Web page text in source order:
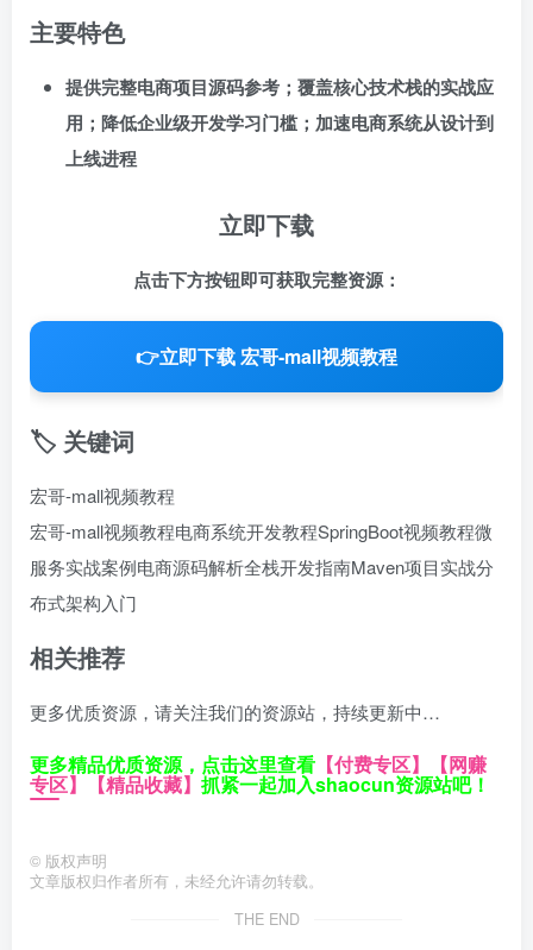
主要特色
提供完整电商项目源码参考；覆盖核心技术栈的实战应
用；降低企业级开发学习门槛；加速电商系统从设计到
上线进程
立即下载
点击下方按钮即可获取完整资源：
👉立即下载 宏哥-mall视频教程
🏷️ 关键词
宏哥-mall视频教程
宏哥-mall视频教程电商系统开发教程SpringBoot视频教程微
服务实战案例电商源码解析全栈开发指南Maven项目实战分
布式架构入门
相关推荐
更多优质资源，请关注我们的资源站，持续更新中…
更多精品优质资源，点击这里查看 【付费专区】 【网赚
专区】 【精品收藏】 抓紧一起加入shaocun资源站吧！
© 版权声明
文章版权归作者所有，未经允许请勿转载。
THE END